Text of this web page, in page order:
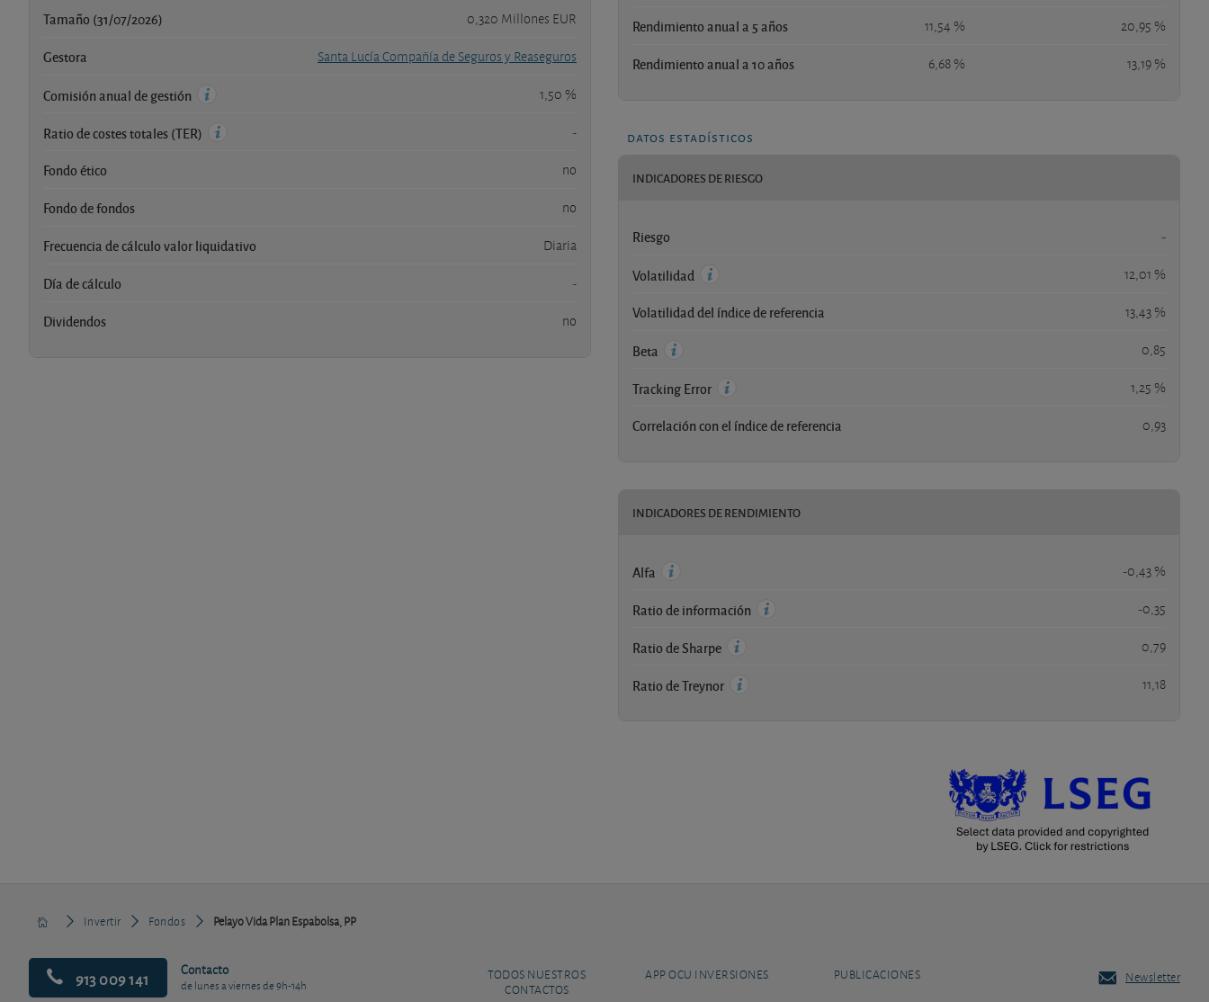
Tamaño (31/07/2026) 0,320 Millones EUR
Gestora Santa Lucía Compañía de Seguros y Reaseguros
Comisión anual de gestión 1,50 %
Ratio de costes totales (TER) -
Fondo ético no
Fondo de fondos no
Frecuencia de cálculo valor liquidativo Diaria
Día de cálculo -
Dividendos no
Rendimiento anual a 5 años 11,54 % 20,95 %
Rendimiento anual a 10 años 6,68 % 13,19 %
datos estadísticos
INDICADORES DE RIESGO
Riesgo -
Volatilidad 12,01 %
Volatilidad del índice de referencia 13,43 %
Beta 0,85
Tracking Error 1,25 %
Correlación con el índice de referencia 0,93
INDICADORES DE RENDIMIENTO
Alfa -0,43 %
Ratio de información -0,35
Ratio de Sharpe 0,79
Ratio de Treynor 11,18
Invertir Fondos Pelayo Vida Plan Espabolsa, PP
913 009 141 Contacto
de lunes a viernes de 9h-14h
TODOS NUESTROS
CONTACTOS
APP OCU INVERSIONES PUBLICACIONES Newsletter